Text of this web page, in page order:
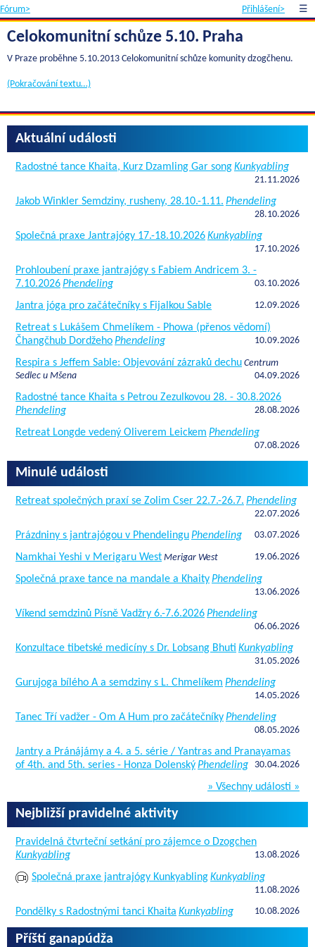
Fórum> Přihlášení> ☰
Celokomunitní schůze 5.10. Praha
V Praze proběhne 5.10.2013 Celokomunitní schůze komunity dzogčhenu.
(Pokračování textu…)
Aktuální události
Radostné tance Khaita, Kurz Dzamling Gar songKunkyabling
21.11.2026
Jakob Winkler Semdziny, rusheny, 28.10.-1.11. Phendeling
28.10.2026
Společná praxe Jantrajógy 17.-18.10.2026Kunkyabling
17.10.2026
Prohloubení praxe jantrajógy s Fabiem Andricem 3. -
7.10.2026Phendeling 03.10.2026
Jantra jóga pro začátečníky s Fijalkou Sable 12.09.2026
Retreat s Lukášem Chmelíkem - Phowa (přenos vědomí)
Čhangčhub DordžehoPhendeling 10.09.2026
Respira s Jeffem Sable: Objevování zázraků dechu Centrum
Sedlec u Mšena
04.09.2026
Radostné tance Khaita s Petrou Zezulkovou 28. - 30.8.2026
Phendeling
28.08.2026
Retreat Longde vedený Oliverem Leickem Phendeling
07.08.2026
Minulé události
Retreat společných praxí se Zolim Cser 22.7.-26.7. Phendeling
22.07.2026
Prázdniny s jantrajógou v PhendelinguPhendeling 03.07.2026
Namkhai Yeshi v Merigaru West Merigar West 19.06.2026
Společná praxe tance na mandale a KhaityPhendeling
13.06.2026
Víkend semdzinů Písně Vadžry 6.-7.6.2026Phendeling
06.06.2026
Konzultace tibetské medicíny s Dr. Lobsang Bhuti Kunkyabling
31.05.2026
Gurujoga bílého A a semdziny s L. Chmelíkem Phendeling
14.05.2026
Tanec Tří vadžer - Om A Hum pro začátečníkyPhendeling
08.05.2026
Jantry a Pránájámy a 4. a 5. série / Yantras and Pranayamas
of 4th. and 5th. series - Honza DolenskýPhendeling 30.04.2026
» Všechny události »
Nejbližší pravidelné aktivity
Pravidelná čtvrteční setkání pro zájemce o Dzogchen
Kunkyabling
13.08.2026
Společná praxe jantrajógy KunkyablingKunkyabling
11.08.2026
Pondělky s Radostnými tanci Khaita Kunkyabling 10.08.2026
Příští ganapúdža